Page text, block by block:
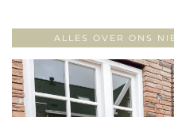
ALLES OVER ONS